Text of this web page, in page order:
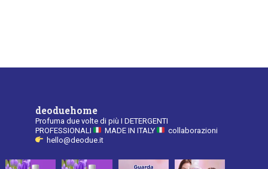
deoduehome
Profuma due volte di più I DETERGENTI
PROFESSIONALI
MADE IN ITALY
collaborazioni
hello@deodue.it